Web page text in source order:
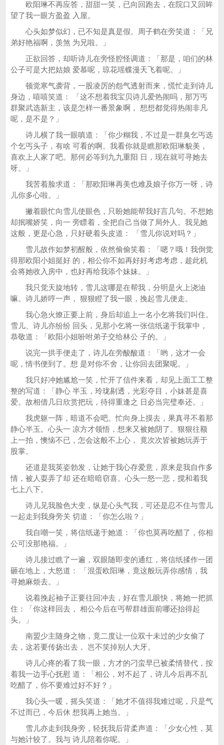
欧阳琳不再应答，甜甜一笑，已向回跑去，在院口又回眸
望了我一眼方盈盈 入屋。
心头如梦似幻，已不知是真是假。周子鹤在旁笑道：「兄
弟好艳福啊，羡煞 为兄啦。」
正欲回答，却听诗儿在旁怪腔怪调道：「那是，咱们的林
公子可是大把姑娘 爱慕呢，琼花瑶蝶漫天飞着呢。」
顿觉寒气袭背，一股凌厉的怨气透射而来，慌忙走到诗儿
身边，嘻嘻笑道： 「这不想着我宝贝诗儿爱热闹吗，那万丐
群聚武选新主，该是怎样一番景象啊， 想想都觉得热闹非凡
呢，是不是？」
诗儿横了我一眼嗔道：「你少糊我，不过是一群臭乞丐选
个乞丐头子，有啥 可看的啊。我看你就是瞧那欧阳琳貌美，
喜欢上人家了吧。那何必等到九九重阳 日，现在就可寻她去
呀。」
我苦着脸求道：「那欧阳琳再美也难及娘子你万一呀，诗
儿你多心啦。」
撇着眼忙向雪儿使眼色，只盼她能帮我好言几句。不想她
却抿嘴娇笑，向一 旁瞟着，全把自己当做了局外人。我见她
这般，更是心急，只好硬着头皮道： 「雪儿你说对吗？」
雪儿故作如梦初醒般，依然偷偷笑着：「嗯？哦！我倒觉
得那欧阳小姐挺好 的，相公你不如再好好考虑考虑，趁此机
会将她收入房中，也好再给我添个妹妹。」
我只觉天旋地转，雪儿这哪是在帮我，分明是火上浇油
嘛。诗儿娇哼一声， 狠狠瞪了我一眼，挽起雪儿便走。
我心急火燎正要上前，身后却追上一名小乞将我们叫住。
雪儿、诗儿亦纷纷 回头，见那小乞将一张信纸递于我掌中，
恭敬道：「欧阳小姐吩咐弟子交给林公 子的。」
说完一拱手便走了，诗儿在旁酸酸道：「哟，这才一会
呢，情书便到了。想 是对你不舍，让你回去团聚呢。」
我只好冲她尴尬一笑，忙开了信件来看，却见上面工工整
整的写道：「静心 半玉，玲珑剔透，光彩夺目，小妹甚是喜
爱。故相借几日欣赏把玩，待得重逢之 日必当完璧奉还。」
我虎躯一阵，暗道不会吧。忙向身上摸去，果真寻不着那
静心半玉。心头一 凉方才领悟，想来又被她阴了。狠狠往额
上一拍，懊恼不已，怎会这般不上心， 竟次次皆被她玩弄于
股掌。
还道是我英姿勃发，让她于我心存爱意，原来是我自作多
情，被人耍弄了却 还在暗暗窃喜。心头一怒一悲，搅和着我
七上八下。
诗儿见我脸色大变，纵是心头气我，可还是忍不住与雪儿
一起走到我身旁关 切道：「你怎么啦？」
我自嘲一笑，将信纸递于她道：「你也莫再吃醋了，你相
公可没那艳福。」
诗儿接过瞧了一遍，双眼随即变的通红，将信纸揉作一团
砸在地上，大怒道： 「混蛋欧阳琳，竟这般玩弄你感情，我
寻她麻烦去。」
说着挽起袖子正要往回冲去，好在雪儿眼快，将她一把抓
住：「你这样回去， 相公今后在丐帮群雄面前哪还抬得起
头。」
南盟少主随身之物，竟二度让一位双十未过的少女偷了
去，这若要传扬出去， 岂不笑掉别人大牙。
诗儿心疼的看了我一眼，方才的刁蛮早已被柔情替代，按
着我一边手心抚慰 道：「相公，对不起了，诗儿今后再不乱
吃醋了，你不要难过好不好？」
我心头一暖，摇头笑道：「她才不值得我难过呢，只是气
不过而已，今后休 想我再上她当。」
雪儿亦走到我身旁，轻抚我后背柔声道：「少女心性，莫
与她计较了。我与 诗儿陪着你呢。」